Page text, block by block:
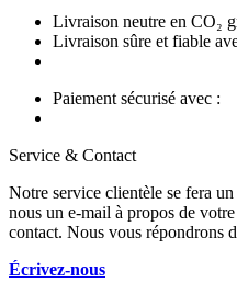
Livraison neutre en CO₂
Livraison sûre et fiable
Paiement sécurisé avec :
Service & Contact
Notre service clientèle se fera
nous un e-mail à propos de
contact. Nous vous répondrons
Écrivez-nous